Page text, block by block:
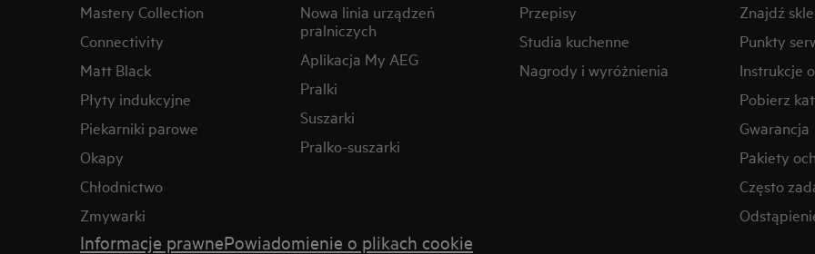
Mastery Collection
Connectivity
Matt Black
Płyty indukcyjne
Piekarniki parowe
Okapy
Chłodnictwo
Zmywarki
Nowa linia urządzeń
pralniczych
Aplikacja My AEG
Pralki
Suszarki
Pralko-suszarki
Przepisy
Studia kuchenne
Nagrody i wyróżnienia
Znajdź
Punkty
Instrukcje
Pobierz
Gwarancja
Pakiety
Często
Informacje prawnePowiadomienie o plikach cookie